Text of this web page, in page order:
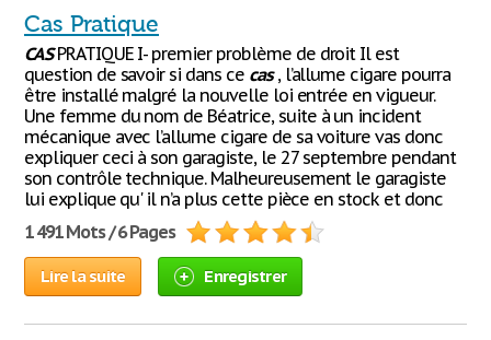
Cas Pratique
CASPRATIQUE I- premier problème de droit Il est
question de savoir si dans ce cas, l’allume cigare pourra
être installé malgré la nouvelle loi entrée en vigueur.
Une femme du nom de Béatrice, suite à un incident
mécanique avec l’allume cigare de sa voiture vas donc
expliquer ceci à son garagiste, le 27 septembre pendant
son contrôle technique. Malheureusement le garagiste
lui explique qu' il n’a plus cette pièce en stock et donc
1 491 Mots / 6 Pages
Lire la suite Enregistrer